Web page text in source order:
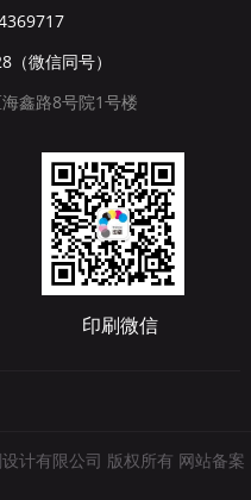
微信同号）
鑫路8号院1号楼
印刷微信
计有限公司 版权所有 网站备案